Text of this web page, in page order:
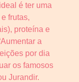
é ter uma
frutas,
proteína e
a
por dia
os famosos
Jurandir.